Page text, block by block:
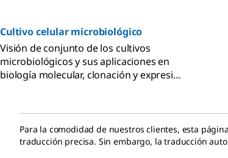
Cultivo celular microbiológico
Visión de conjunto de los cultivos
microbiológicos y sus aplicaciones en
biología molecular, clonación y expresión
diferenciación y la identificación de
microbios productores de
enfermedades en investigación clínica.
Para la comodidad de nuestros clientes, esta
traducción precisa. Sin embargo, la traducción